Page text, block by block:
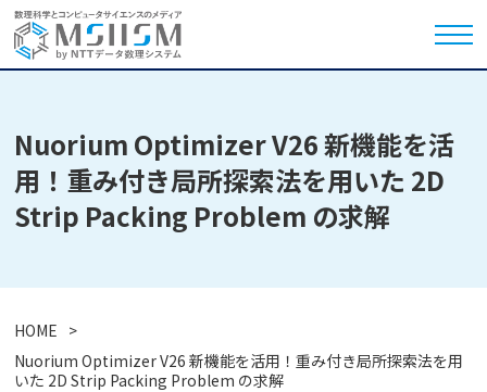
Nuorium Optimizer V26 新機能を活
用！重み付き局所探索法を用いた 2D
Strip Packing Problem の求解
HOME
Nuorium Optimizer V26 新機能を活用！重み付き局所探索法を用
いた 2D Strip Packing Problem の求解